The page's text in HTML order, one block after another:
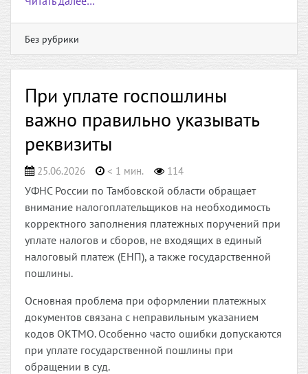
Без рубрики
При уплате госпошлины
важно правильно указывать
реквизиты
25.06.2026 < 1 мин. 114
УФНС России по Тамбовской области обращает
внимание налогоплательщиков на необходимость
корректного заполнения платежных поручений при
уплате налогов и сборов, не входящих в единый
налоговый платеж (ЕНП), а также государственной
пошлины.
Основная проблема при оформлении платежных
документов связана с неправильным указанием
кодов ОКТМО. Особенно часто ошибки допускаются
при уплате государственной пошлины при
обращении в суд.